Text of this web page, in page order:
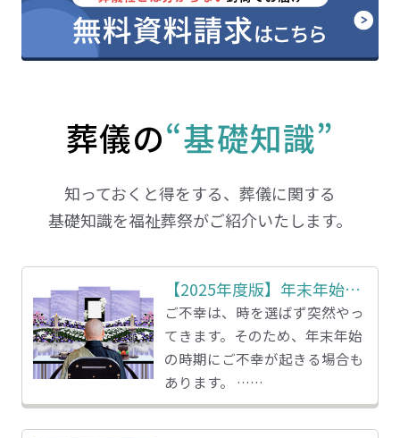
葬儀の“基礎知識”
知っておくと得をする、葬儀に関する
基礎知識を福祉葬祭がご紹介いたします。
【2025年度版】年末年始のご葬儀について
ご不幸は、時を選ばず突然やっ
てきます。そのため、年末年始
の時期にご不幸が起きる場合も
あります。 ……